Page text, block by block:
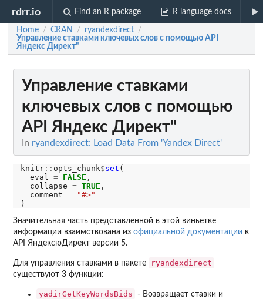
rdrr.io Find an R package R language docs
Home / CRAN / ryandexdirect /
Управление ставками ключевых слов с помощью API
Яндекс Директ"
Управление ставками
ключевых слов с помощью
API Яндекс Директ"
In ryandexdirect: Load Data From 'Yandex Direct'
knitr:: opts_chunk$set (
  eval
= FALSE ,
  collapse
= TRUE ,
  comment
=
"#>"
Значительная часть представленной в этой виньетке
информации взаимствована из официальной документации к
API ЯндексюДирект версии 5.
Для управления ставками в пакете ryandexdirect
существуют 3 функции:
yadirGetKeyWordsBids
- Возвращает ставки и